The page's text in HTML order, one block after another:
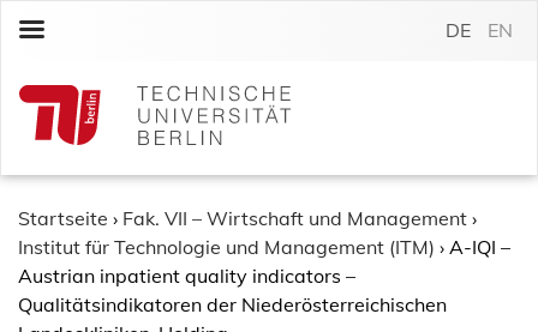
c
DE EN
Startseite › Fak. VII – Wirtschaft und Management ›
Institut für Technologie und Management (ITM) › A-IQI –
Austrian inpatient quality indicators –
Qualitätsindikatoren der Niederösterreichischen